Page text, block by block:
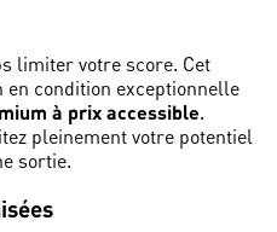
limiter votre score. Cet
en condition exceptionnelle
à prix accessible.
pleinement votre potentiel
sortie.